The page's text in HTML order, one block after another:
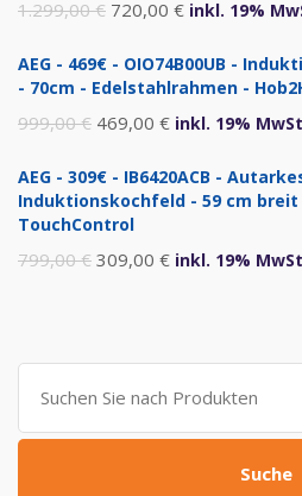
1.299,00€ Ursprünglicher
war:
720,00 €Aktueller
ist:
inkl. 19%
AEG - 469€ - OIO74B00UB -
- 70cm - Edelstahlrahmen -
999,00€ Ursprünglicher
war:
999,00 €
469,00 €Aktueller
ist:
inkl. 19%
AEG - 309€ - IB6420ACB -
Induktionskochfeld - 59 cm breit
TouchControl
799,00€ Ursprünglicher
799,00 €
309,00 €Aktueller
309,00 €.
inkl. 19%
Suche
nach:
Suche